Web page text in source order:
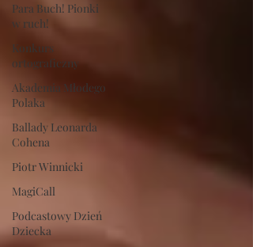
Para Buch! Pionki
w ruch!
Konkurs
ortograficzny
Akademia Młodego
Polaka
Ballady Leonarda
Cohena
Piotr Winnicki
MagiCall
Podcastowy Dzień
Dziecka